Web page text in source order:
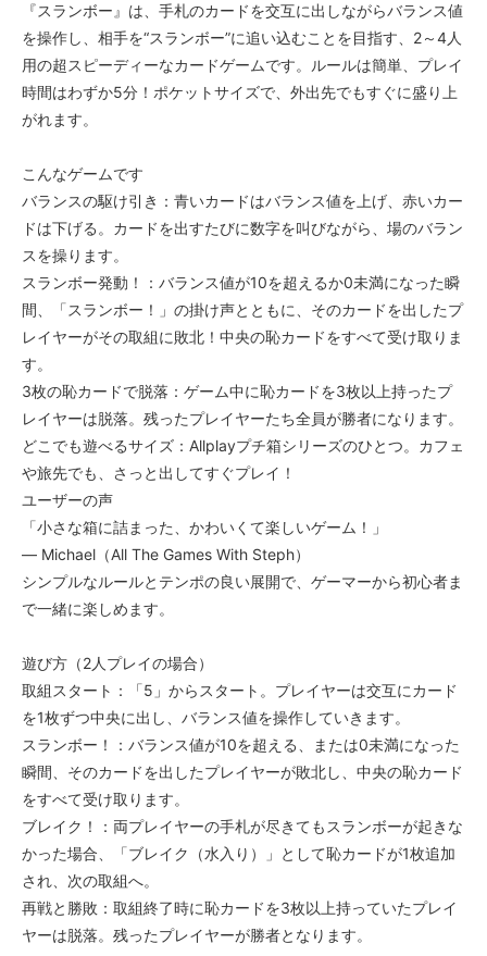
『スランボー』は、手札のカードを交互に出しながらバランス値
を操作し、相手を“スランボー”に追い込むことを目指す、2～4人
用の超スピーディーなカードゲームです。ルールは簡単、プレイ
時間はわずか5分！ポケットサイズで、外出先でもすぐに盛り上
がれます。
こんなゲームです
バランスの駆け引き：青いカードはバランス値を上げ、赤いカー
ドは下げる。カードを出すたびに数字を叫びながら、場のバラン
スを操ります。
スランボー発動！：バランス値が10を超えるか0未満になった瞬
間、「スランボー！」の掛け声とともに、そのカードを出したプ
レイヤーがその取組に敗北！中央の恥カードをすべて受け取りま
す。
3枚の恥カードで脱落：ゲーム中に恥カードを3枚以上持ったプ
レイヤーは脱落。残ったプレイヤーたち全員が勝者になります。
どこでも遊べるサイズ：Allplayプチ箱シリーズのひとつ。カフェ
や旅先でも、さっと出してすぐプレイ！
ユーザーの声
「小さな箱に詰まった、かわいくて楽しいゲーム！」
― Michael（All The Games With Steph）
シンプルなルールとテンポの良い展開で、ゲーマーから初心者ま
で一緒に楽しめます。
遊び方（2人プレイの場合）
取組スタート：「5」からスタート。プレイヤーは交互にカード
を1枚ずつ中央に出し、バランス値を操作していきます。
スランボー！：バランス値が10を超える、または0未満になった
瞬間、そのカードを出したプレイヤーが敗北し、中央の恥カード
をすべて受け取ります。
ブレイク！：両プレイヤーの手札が尽きてもスランボーが起きな
かった場合、「ブレイク（水入り）」として恥カードが1枚追加
され、次の取組へ。
再戦と勝敗：取組終了時に恥カードを3枚以上持っていたプレイ
ヤーは脱落。残ったプレイヤーが勝者となります。